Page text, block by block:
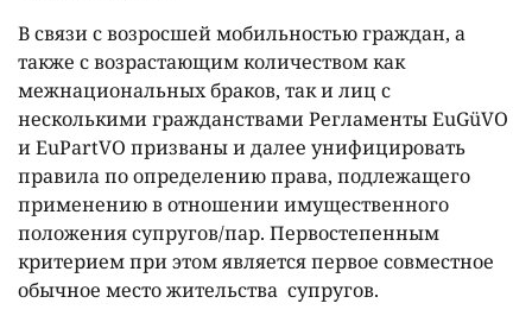
В связи с возросшей мобильностью граждан, а
также с возрастающим количеством как
межнациональных браков, так и лиц с
несколькими гражданствами Регламенты EuGüVO
и EuPartVO призваны и далее унифицировать
правила по определению права, подлежащего
применению в отношении имущественного
положения супругов/пар. Первостепенным
критерием при этом является первое совместное
обычное место жительства супругов.